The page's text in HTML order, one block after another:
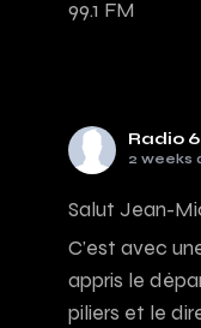
Radio
2 weeks
Salut Jean-
C’est avec
appris le
piliers et le